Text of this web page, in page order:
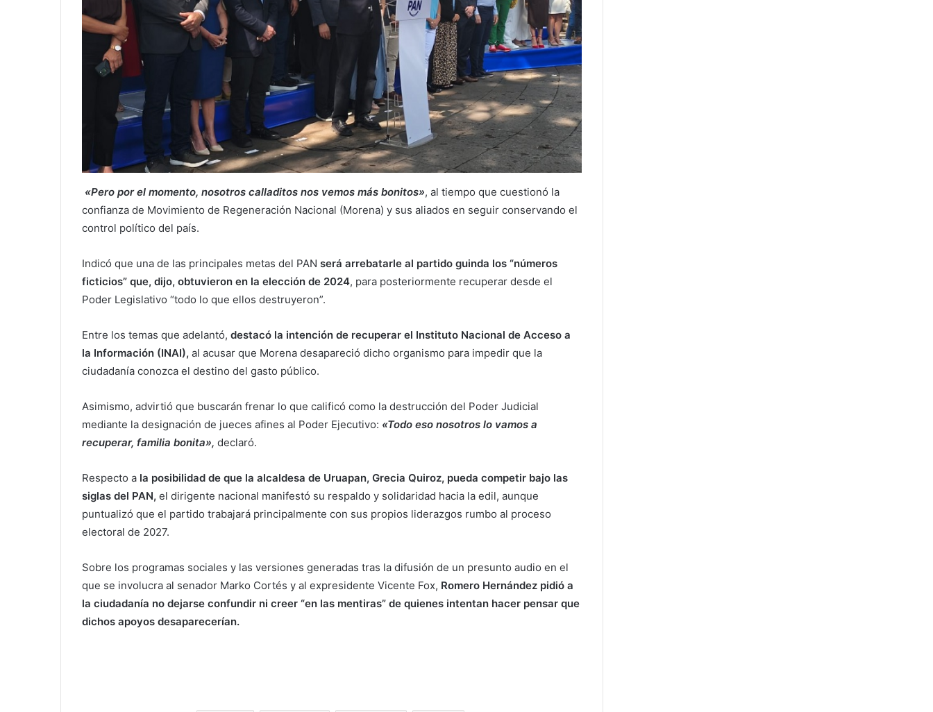
«Pero por el momento, nosotros calladitos nos vemos más bonitos», al tiempo que cuestionó la
confianza de Movimiento de Regeneración Nacional (Morena) y sus aliados en seguir conservando el
control político del país.
Indicó que una de las principales metas del PAN será arrebatarle al partido guinda los “números
ficticios” que, dijo, obtuvieron en la elección de 2024, para posteriormente recuperar desde el
Poder Legislativo “todo lo que ellos destruyeron”.
Entre los temas que adelantó, destacó la intención de recuperar el Instituto Nacional de Acceso a
la Información (INAI), al acusar que Morena desapareció dicho organismo para impedir que la
ciudadanía conozca el destino del gasto público.
Asimismo, advirtió que buscarán frenar lo que calificó como la destrucción del Poder Judicial
mediante la designación de jueces afines al Poder Ejecutivo: «Todo eso nosotros lo vamos a
recuperar, familia bonita», declaró.
Respecto a la posibilidad de que la alcaldesa de Uruapan, Grecia Quiroz, pueda competir bajo las
siglas del PAN, el dirigente nacional manifestó su respaldo y solidaridad hacia la edil, aunque
puntualizó que el partido trabajará principalmente con sus propios liderazgos rumbo al proceso
electoral de 2027.
Sobre los programas sociales y las versiones generadas tras la difusión de un presunto audio en el
que se involucra al senador Marko Cortés y al expresidente Vicente Fox, Romero Hernández pidió a
la ciudadanía no dejarse confundir ni creer “en las mentiras” de quienes intentan hacer pensar que
dichos apoyos desaparecerían.